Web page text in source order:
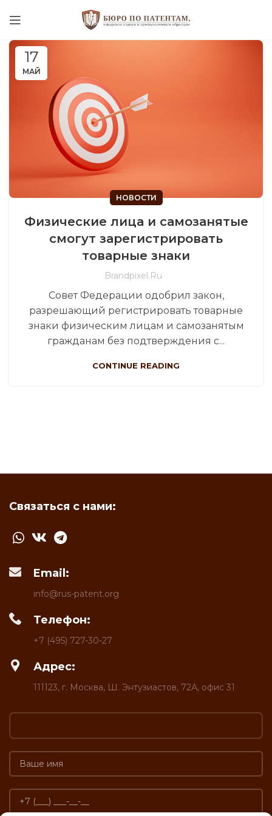
17
МАЙ
НОВОСТИ
Физические лица и самозанятые
смогут зарегистрировать
товарные знаки
Brandpixel.ru
Совет Федерации одобрил закон,
разрешающий регистрировать товарные
знаки физическим лицам и самозанятым
гражданам без подтверждения с...
CONTINUE READING
Связаться с нами:
Email:
info@rus-patent.org
Телефон:
+7 (495) 727-30-27
Адрес:
111123, г. Москва, Ш. Энтузиастов, 72А, офис 31